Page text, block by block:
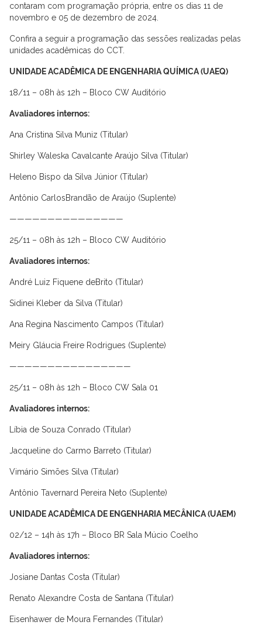
contaram com programação própria, entre os dias 11 de
novembro e 05 de dezembro de 2024.
Confira a seguir a programação das sessões realizadas pelas
unidades acadêmicas do CCT.
UNIDADE ACADÊMICA DE ENGENHARIA QUÍMICA (UAEQ)
18/11 – 08h às 12h – Bloco CW Auditório
Avaliadores internos:
Ana Cristina Silva Muniz (Titular)
Shirley Waleska Cavalcante Araújo Silva (Titular)
Heleno Bispo da Silva Júnior (Titular)
Antônio CarlosBrandão de Araújo (Suplente)
———————————————
25/11 – 08h às 12h – Bloco CW Auditório
Avaliadores internos:
André Luiz Fiquene deBrito (Titular)
Sidinei Kleber da Silva (Titular)
Ana Regina Nascimento Campos (Titular)
Meiry Gláucia Freire Rodrigues (Suplente)
————————————————
25/11 – 08h às 12h – Bloco CW Sala 01
Avaliadores internos:
Líbia de Souza Conrado (Titular)
Jacqueline do Carmo Barreto (Titular)
Vimário Simões Silva (Titular)
Antônio Tavernard Pereira Neto (Suplente)
UNIDADE ACADÊMICA DE ENGENHARIA MECÂNICA (UAEM)
02/12 – 14h às 17h – Bloco BR Sala Múcio Coelho
Avaliadores internos:
Josiane Dantas Costa (Titular)
Renato Alexandre Costa de Santana (Titular)
Eisenhawer de Moura Fernandes (Titular)